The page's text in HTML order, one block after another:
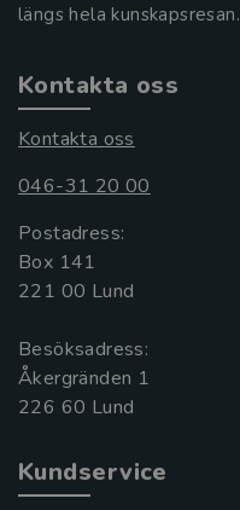
längs hela kunskapsresan.
Kontakta oss
Kontakta oss
046-31 20 00
Postadress:
Box 141
221 00 Lund
Besöksadress:
Åkergränden 1
Kundservice